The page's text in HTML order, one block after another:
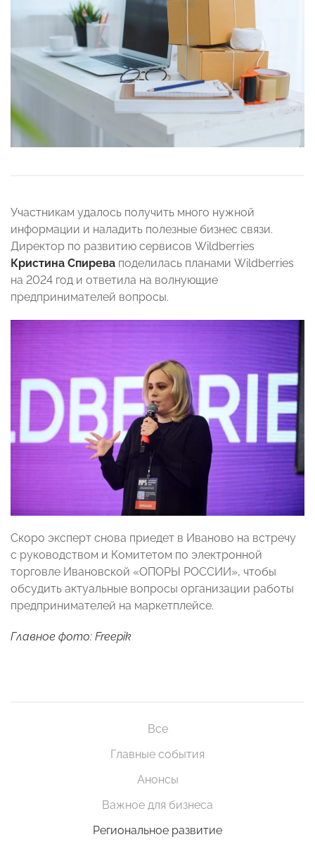
Участникам удалось получить много нужной
информации и наладить полезные бизнес связи.
Директор по развитию сервисов Wildberries
Кристина Спирева поделилась планами Wildberries
на 2024 год и ответила на волнующие
предпринимателей вопросы.
Скоро эксперт снова приедет в Иваново на встречу
с руководством и Комитетом по электронной
торговле Ивановской «ОПОРЫ РОССИИ», чтобы
обсудить актуальные вопросы организации работы
предпринимателей на маркетплейсе.
Главное фото: Freepik
Все
Главные события
Анонсы
Важное для бизнеса
Региональное развитие